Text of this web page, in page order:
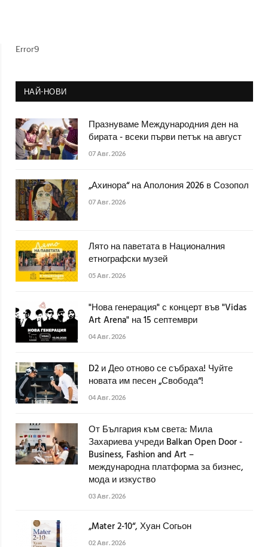
Error9
НАЙ-НОВИ
Празнуваме Международния ден на
бирата - всеки първи петък на август
07 Авг. 2026
„Ахинора“ на Аполония 2026 в Созопол
07 Авг. 2026
Лято на паветата в Националния
етнографски музей
05 Авг. 2026
"Нова генерация" с концерт във "Vidas
Art Arena" на 15 септември
04 Авг. 2026
D2 и Део отново се събраха! Чуйте
новата им песен „Свобода“!
04 Авг. 2026
От България към света: Мила
Захариева учреди Balkan Open Door -
Business, Fashion and Art –
международна платформа за бизнес,
мода и изкуство
03 Авг. 2026
„Mater 2-10“, Хуан Согьон
02 Авг. 2026